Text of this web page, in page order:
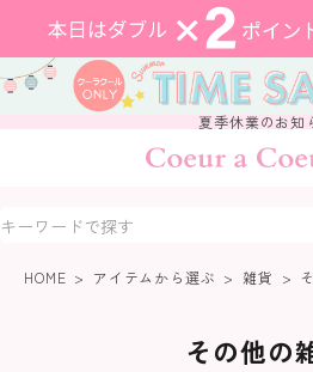
夏季休業のお知
HOME アイテムから選ぶ 雑貨
その他の